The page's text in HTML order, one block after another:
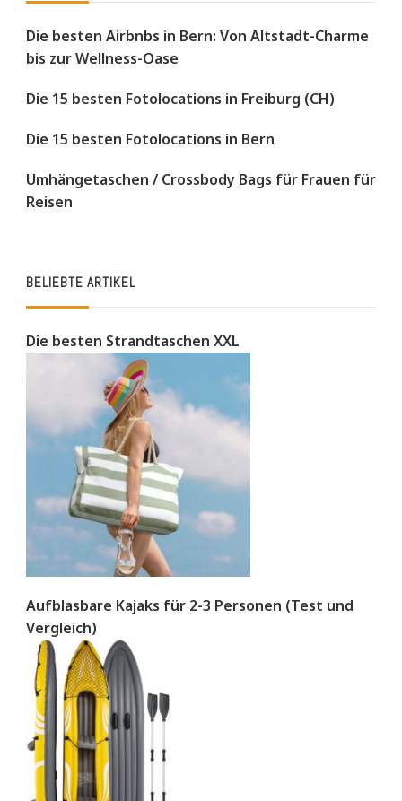
Die besten Airbnbs in Bern: Von Altstadt-Charme
bis zur Wellness-Oase
Die 15 besten Fotolocations in Freiburg (CH)
Die 15 besten Fotolocations in Bern
Umhängetaschen / Crossbody Bags für Frauen für
Reisen
BELIEBTE ARTIKEL
Die besten Strandtaschen XXL
Aufblasbare Kajaks für 2-3 Personen (Test und
Vergleich)